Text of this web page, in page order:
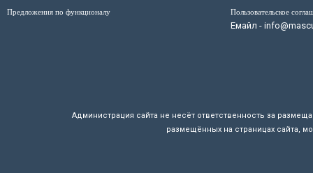
Предложения по функционалу Пользовательское
Емайл -
Администрация сайта не несёт ответственность за
размещённых на страницах сайта,